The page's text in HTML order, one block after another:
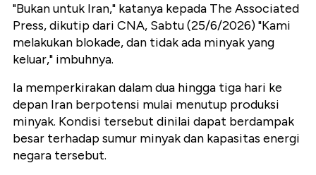
"Bukan untuk Iran," katanya kepada The Associated
Press, dikutip dari CNA, Sabtu (25/6/2026) "Kami
melakukan blokade, dan tidak ada minyak yang
keluar," imbuhnya.
Ia memperkirakan dalam dua hingga tiga hari ke
depan Iran berpotensi mulai menutup produksi
minyak. Kondisi tersebut dinilai dapat berdampak
besar terhadap sumur minyak dan kapasitas energi
negara tersebut.